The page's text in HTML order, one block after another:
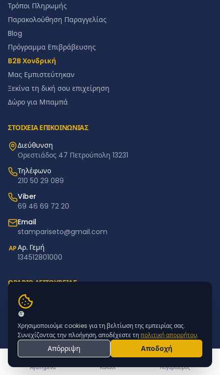
Αγαπημένα Καλάθι Λογαριασμός
Τρόποι Πληρωμής
Παρακολούθηση Παραγγελίας
Blog
Πρόγραμμα Επιβράβευσης
B2B Χονδρική
Μας Εμπιστεύτηκαν
Ξεκίνα τη δική σου επιχείρηση
Δώρο για Μπαμπά
ΣΤΟΙΧΕΙΑ ΕΠΙΚΟΙΝΩΝΙΑΣ
Διεύθυνση
Ορεστιάδος 47 Πετρούπολη 13231
Τηλέφωνο
210 50 29 089
Viber
69 46 69 72 20
Email
stampariseto@gmail.com
ΑΡΑρ. Γεμή
134512801000
ΩΡΑΡΙΟ ΛΕΙΤΟΥΡΓΙΑΣ
Δευτέρα – Παρασκευή: 11:00–18:00
Σάββατο – Κυριακή: Κλειστά
NEWSLETTER
Εγγραφείτε για προσφορές & νέα προϊόντα
ΕΓΓΡΑΦΗ
🍪
Χρησιμοποιούμε cookies για τη βελτίωση της εμπειρίας σας.
Συνεχίζοντας την πλοήγηση, αποδέχεστε τηπολιτική απορρήτου.
Απόρριψη Αποδοχή